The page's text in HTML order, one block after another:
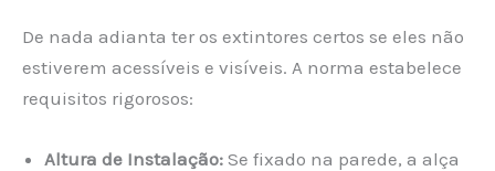
De nada adianta ter os extintores certos se eles não
estiverem acessíveis e visíveis. A norma estabelece
requisitos rigorosos:
Altura de Instalação: Se fixado na parede, a alça